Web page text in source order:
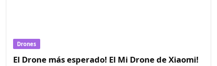
Drones
El Drone más esperado! El Mi Drone de Xiaomi!